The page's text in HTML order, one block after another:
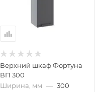
Верхний шкаф Фортуна
ВП 300
Ширина, мм — 300